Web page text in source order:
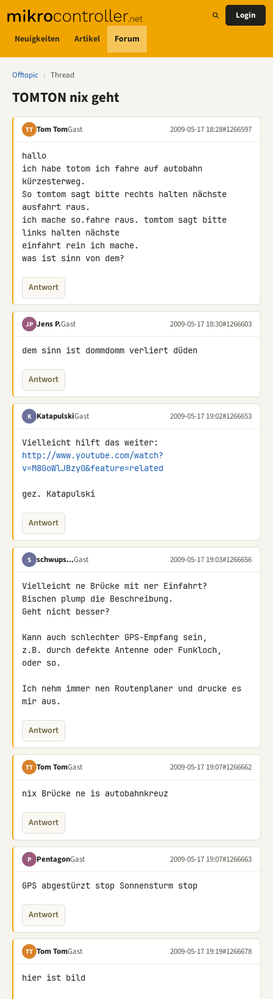
Neuigkeiten Artikel Forum
Login
Offtopic › Thread
TOMTON nix geht
TT Tom TomGast 2009-05-17 18:28#1266597
hallo
ich habe totom ich fahre auf autobahn
kürzesterweg.
So tomtom sagt bitte rechts halten nächste
ausfahrt raus.
ich mache so.fahre raus. tomtom sagt bitte
links halten nächste
einfahrt rein ich mache.
was ist sinn von dem?
Antwort
JP Jens P.Gast 2009-05-17 18:30#1266603
dem sinn ist dommdomm verliert düden
Antwort
K KatapulskiGast 2009-05-17 19:02#1266653
http://www.youtube.com/watch?
v=M8GoWlJBzy0&feature=related
gez. Katapulski
Antwort
S schwups...Gast 2009-05-17 19:03#1266656
Vielleicht ne Brücke mit ner Einfahrt?
Bischen plump die Beschreibung.
Geht nicht besser?
Kann auch schlechter GPS-Empfang sein,
z.B. durch defekte Antenne oder Funkloch,
oder so.
Ich nehm immer nen Routenplaner und drucke es
mir aus.
Antwort
TT Tom TomGast 2009-05-17 19:07#1266662
nix Brücke ne is autobahnkreuz
Antwort
P PentagonGast 2009-05-17 19:07#1266663
GPS abgestürzt stop Sonnensturm stop
Antwort
TT Tom TomGast 2009-05-17 19:19#1266678
hier ist bild